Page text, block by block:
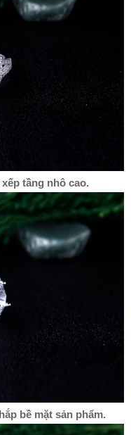
tầng nhô cao.
bề mặt sản phẩm.